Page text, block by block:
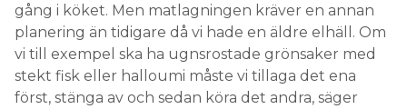
gång i köket. Men matlagningen kräver en annan
planering än tidigare då vi hade en äldre elhäll. Om
vi till exempel ska ha ugnsrostade grönsaker med
stekt fisk eller halloumi måste vi tillaga det ena
först, stänga av och sedan köra det andra, säger